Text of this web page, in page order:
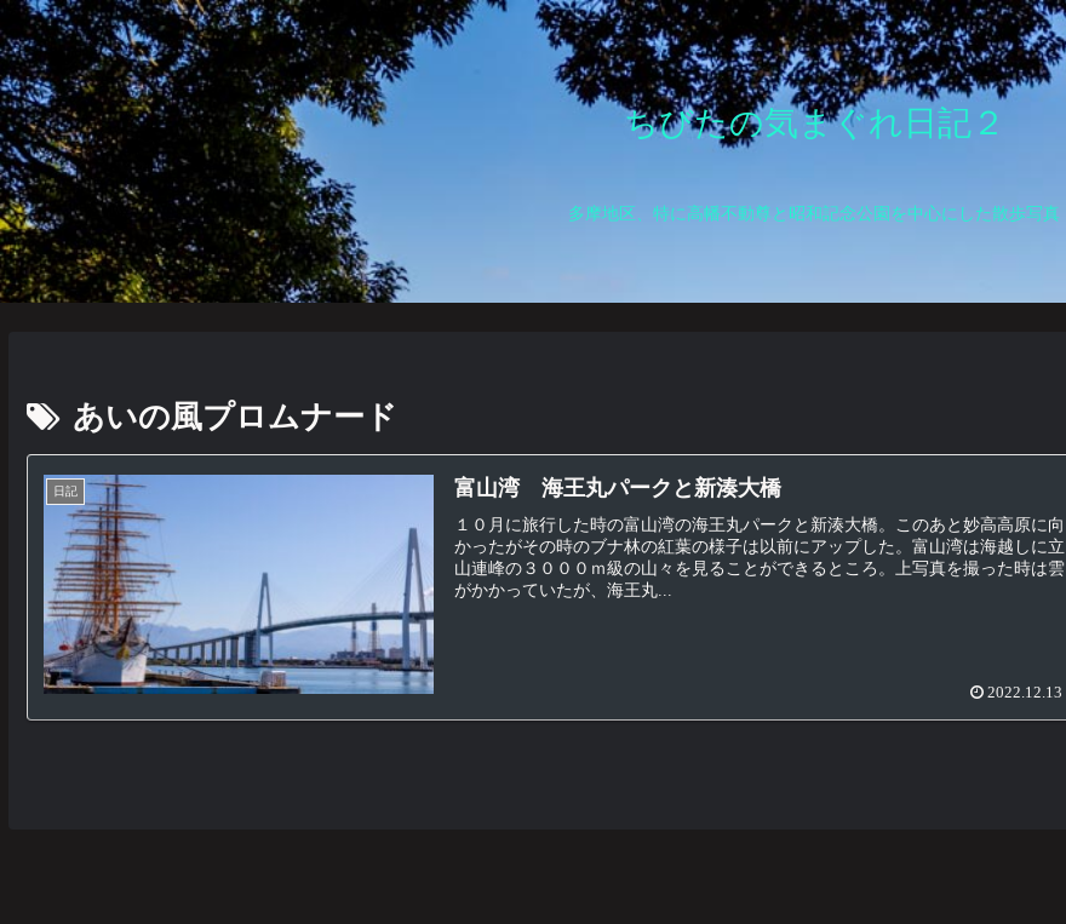
ちびたの気まぐれ日記２
多摩地区、特に高幡不動尊と昭和記念公園を中心にした散歩写真
あいの風プロムナード
日記 富山湾 海王丸パークと新湊大橋
１０月に旅行した時の富山湾の海王丸パークと新湊大橋。このあと妙高高原に向
かったがその時のブナ林の紅葉の様子は以前にアップした。富山湾は海越しに立
山連峰の３０００ｍ級の山々を見ることができるところ。上写真を撮った時は雲
がかかっていたが、海王丸...
2022.12.13